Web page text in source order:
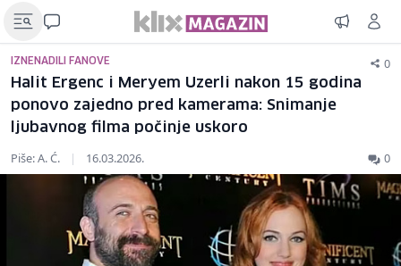
IZNENADILI FANOVE 0
Halit Ergenc i Meryem Uzerli nakon 15 godina
ponovo zajedno pred kamerama: Snimanje
ljubavnog filma počinje uskoro
Piše: A. Ć. | 16.03.2026. 0